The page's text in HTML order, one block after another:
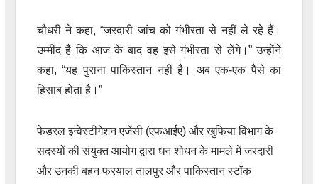
चौधरी ने कहा, “जरदारी जांच को गंभीरता से नहीं ले रहे हैं।
उम्मीद है कि आज के बाद वह इसे गंभीरता से लेंगे।” उन्होंने
कहा, “यह पुराना पाकिस्तान नहीं है। अब एक-एक पैसे का
हिसाब होता है।”
फेडरल इन्वेस्टीगेशन एजेंसी (एफआईए) और खुफिया विभाग के
सदस्यों की संयुक्त आयोग द्वारा धन शोधन के मामले में जरदारी
और उनकी बहन फरयाल तालपुर और पाकिस्तान स्टॉक